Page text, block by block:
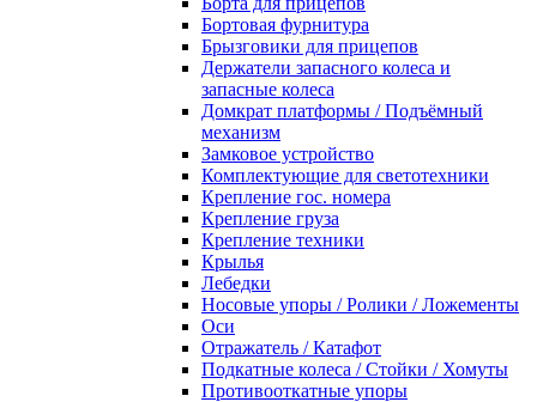
Бортовая фурнитура
Брызговики для прицепов
Держатели запасного колеса и
запасные колеса
Домкрат платформы / Подъёмный
механизм
Замковое устройство
Комплектующие для светотехники
Крепление гос. номера
Крепление груза
Крепление техники
Крылья
Лебедки
Носовые упоры / Ролики / Ложементы
Оси
Отражатель / Катафот
Подкатные колеса / Стойки / Хомуты
Противооткатные упоры